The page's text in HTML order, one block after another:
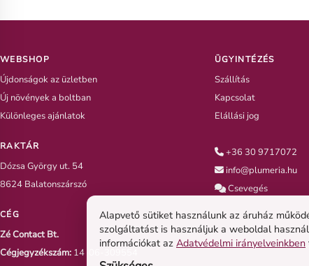
WEBSHOP
Újdonságok az üzletben
Új növények a boltban
Különleges ajánlatok
RAKTÁR
Dózsa György ut. 54
8624 Balatonszárszó
CÉG
Zé Contact Bt.
Cégjegyzékszám: 14-06-309554
ÜGYINTÉZÉS
Szállítás
Kapcsolat
Elállási jog
+36 30 9717072
info@plumeria.hu
Csevegés
Alapvető sütiket használunk az áruház
szolgáltatást is használjuk a weboldal
információkat az Adatvédelmi irányelveinkben